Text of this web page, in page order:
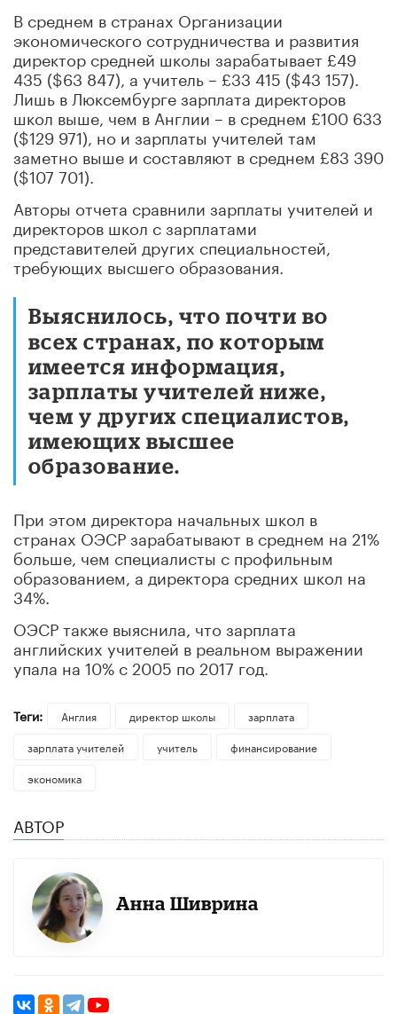
В среднем в странах Организации
экономического сотрудничества и развития
директор средней школы зарабатывает £49
435 ($63 847), а учитель – £33 415 ($43 157).
Лишь в Люксембурге зарплата директоров
школ выше, чем в Англии – в среднем £100 633
($129 971), но и зарплаты учителей там
заметно выше и составляют в среднем £83 390
($107 701).
Авторы отчета сравнили зарплаты учителей и
директоров школ с зарплатами
представителей других специальностей,
требующих высшего образования.
Выяснилось, что почти во
всех странах, по которым
имеется информация,
зарплаты учителей ниже,
чем у других специалистов,
имеющих высшее
образование.
При этом директора начальных школ в
странах ОЭСР зарабатывают в среднем на 21%
больше, чем специалисты с профильным
образованием, а директора средних школ на
34%.
ОЭСР также выяснила, что зарплата
английских учителей в реальном выражении
упала на 10% с 2005 по 2017 год.
Теги: Англия директор школы
зарплата
зарплата учителей
учитель
финансирование
экономика
АВТОР
Анна Шиврина